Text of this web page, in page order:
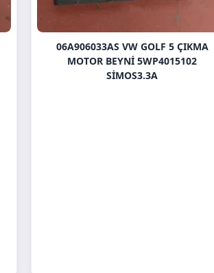
06A906033AS VW GOLF 5 ÇIKMA
MOTOR BEYNI 5WP4015102
SIMOS3.3A